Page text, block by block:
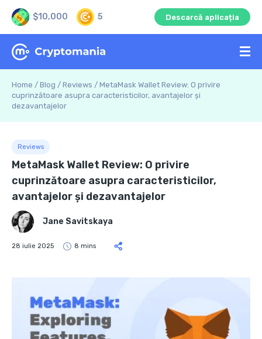
$10,000 5 Descarcă aplicația
Home / Blog / Reviews / MetaMask Wallet Review: O privire
cuprinzătoare asupra caracteristicilor, avantajelor și
dezavantajelor
Reviews
MetaMask Wallet Review: O privire
cuprinzătoare asupra caracteristicilor,
avantajelor și dezavantajelor
Jane Savitskaya
28 iulie 2025 8 mins